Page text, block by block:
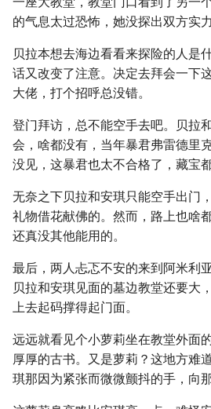
的气息太过恐怖，她没探出双方实
贝拉本想去海边看看来探险的人是
话又改变了注意。决定去拜会一下
大佬，打个招呼总没错。
登门拜访，总不能空手去吧。贝拉
会，啥都没有，当年暴君弗雷德里
没见，这暴君也太不合格了，藏宝都
无奈之下贝拉和安琪只能空手出门
礼物借花献佛的。然而，路上也啥
还真没其他能用的。
最后，两人忐忑不安的来到阿米利
贝拉和安琪见面的墓边教堂还要大
上去起码撑得起门面。
远远就看见个小萝莉坐在教堂外面
厚厚的古书。又是萝莉？这地方难
琪那因为紧张而微微颤抖的手，向